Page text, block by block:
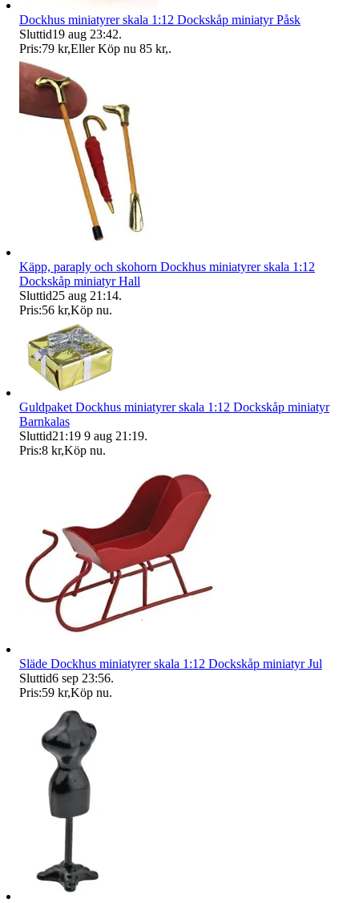
Dockhus miniatyrer skala 1:12 Dockskåp miniatyr Påsk
Sluttid19 aug 23:42.
Pris:79 kr,Eller Köp nu 85 kr,.
Käpp, paraply och skohorn Dockhus miniatyrer skala 1:12
Dockskåp miniatyr Hall
Sluttid25 aug 21:14.
Pris:56 kr,Köp nu.
Guldpaket Dockhus miniatyrer skala 1:12 Dockskåp miniatyr
Barnkalas
Sluttid21:19 9 aug 21:19.
Pris:8 kr,Köp nu.
Släde Dockhus miniatyrer skala 1:12 Dockskåp miniatyr Jul
Sluttid6 sep 23:56.
Pris:59 kr,Köp nu.